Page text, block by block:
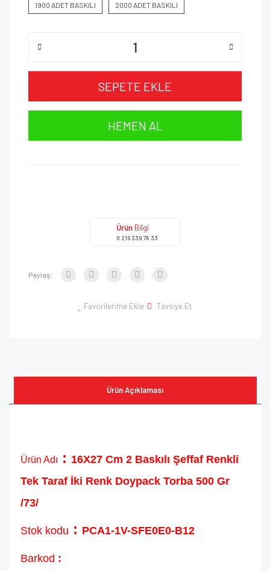
1900 ADET BASKILI 2000 ADET BASKILI
SEPETE EKLE
HEMEN AL
Ürün Bilgi
0 216 339 78 33
Paylaş:
Favorilerime Ekle Tavsiye Et
Ürün Açıklaması
Ürün Adı : 16X27 Cm 2 Baskılı Şeffaf Renkli
Tek Taraf İki Renk Doypack Torba 500 Gr
/73/
Stok kodu : PCA1-1V-SFE0E0-B12
Barkod :